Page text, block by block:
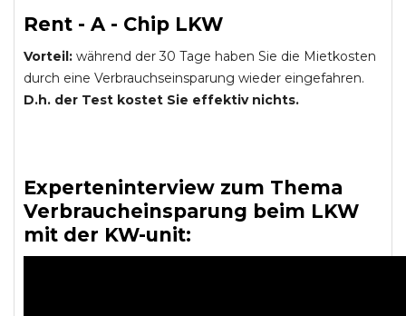
Rent - A - Chip LKW
Vorteil: während der 30 Tage haben Sie die Mietkosten
durch eine Verbrauchseinsparung wieder eingefahren.
D.h. der Test kostet Sie effektiv nichts.
Experteninterview zum Thema
Verbraucheinsparung beim LKW
mit der KW-unit: